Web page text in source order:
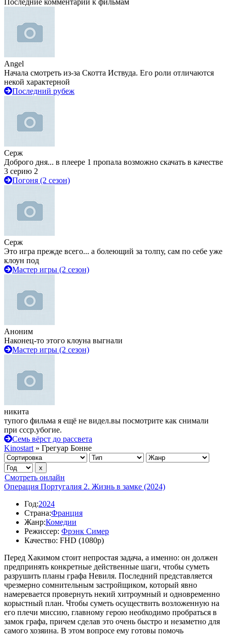
Последние комментарии к фильмам
Angel
Начала смотреть из-за Скотта Иствуда. Его роли отличаются
некой характерной
Последний рубеж
Серж
Доброго дня... в плеере 1 пропала возможно скачать в качестве
3 серию 2
Погоня (2 сезон)
Серж
Это игра прежде всего... а болеющий за толпу, сам по себе уже
клоун под
Мастер игры (2 сезон)
Аноним
Наконец-то этого клоуна выгнали
Мастер игры (2 сезон)
никита
тупого фильма я ещё не видел.вы посмотрите как снимали
при ссср.убогие.
Семь вёрст до рассвета
Kinostart » Грегуар Бонне
Смотреть онлайн
Операция Португалия 2. Жизнь в замке (2024)
Год:2024
Страна:Франция
Жанр:Комедии
Режиссер: Фрэнк Симер
Качество: FHD (1080p)
Перед Хакимом стоит непростая задача, а именно: он должен
предпринять конкретные действенные шаги, чтобы суметь
разрушить планы графа Невиля. Последний представляется
чрезмерно сомнительным застройщиком, который явно
намеревается провернуть некий хитроумный и одновременно
корыстный план. Чтобы суметь осуществить возложенную на
его плечи миссию, главному герою необходимо пробраться в
замок графа, причем сделав это очень быстро и незаметно для
самого хозяина. В этом вопросе ему готовы помочь